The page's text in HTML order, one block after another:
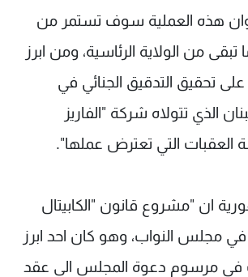
هذه العملية سوف تستمر من
من الولاية الرئاسية، ومن ابرز
تحقيق التدقيق الجنائي في
الذي تتولاه شركة "الفاريز
العقبات التي تعترض عملها".
ان "مشروع قانون "الكابيتال
مجلس النواب، وهو كان احد ابرز
في مرسوم دعوة المجلس الى عقد